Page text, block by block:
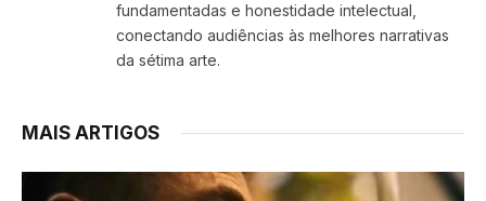
fundamentadas e honestidade intelectual,
conectando audiências às melhores narrativas
da sétima arte.
MAIS ARTIGOS